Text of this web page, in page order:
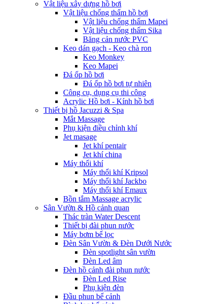
Vật liệu xây dựng hồ bơi
Vật liệu chống thấm hồ bơi
Vật liệu chống thấm Mapei
Vật liệu chống thấm Sika
Băng cản nước PVC
Keo dán gạch - Keo chà ron
Keo Monkey
Keo Mapei
Đá ốp hồ bơi
Đá ốp hồ bơi tự nhiên
Công cụ, dụng cụ thi công
Acrylic Hồ bơi - Kính hồ bơi
Thiết bị hồ Jacuzzi & Spa
Mắt Massage
Phụ kiện điều chỉnh khí
Jet masage
Jet khí pentair
Jet khí china
Máy thổi khí
Máy thổi khí Kripsol
Máy thổi khí Jackbo
Máy thổi khí Emaux
Bồn tắm Massage acrylic
Sân Vườn & Hồ cảnh quan
Thác tràn Water Descent
Thiết bị đài phun nước
Máy bơm bể lọc
Đèn Sân Vườn & Đèn Dưới Nước
Đèn spotlight sân vườn
Đèn Led âm
Đèn hồ cảnh đài phun nước
Đèn Led Rise
Phụ kiện đèn
Đầu phun bể cảnh